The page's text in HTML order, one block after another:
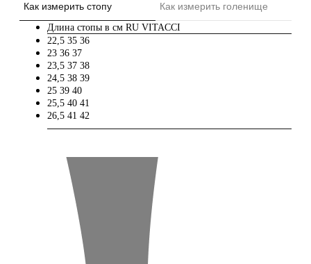
Как измерить стопу Как измерить голенище
Длина стопы в см RU VITACCI
22,5 35 36
23 36 37
23,5 37 38
24,5 38 39
25 39 40
25,5 40 41
26,5 41 42